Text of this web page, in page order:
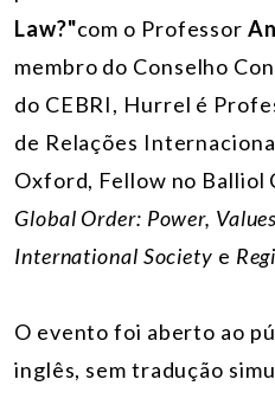
Law?"com o Professor
membro do Conselho
do CEBRI, Hurrel é
de Relações
Oxford, Fellow no Balliol
Global Order: Power,
International Society e
O evento foi aberto ao
inglês, sem tradução